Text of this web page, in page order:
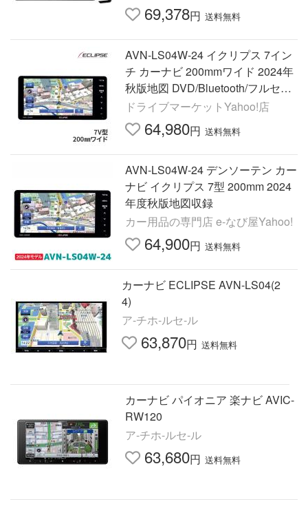
69,378円 送料無料
AVN-LS04W-24 イクリプス 7イン
チ カーナビ 200mmワイド 2024年
秋版地図 DVD/Bluetooth/フルセグ
地デジ AVN-LS04W(24) デンソー
テン
ドライブマーケットYahoo!店
64,980円 送料無料
AVN-LS04W-24 デンソーテン カー
ナビ イクリプス 7型 200mm 2024
年度秋版地図収録
カー用品の専門店 e-なび屋Yahoo!
64,900円 送料無料
カーナビ ECLIPSE AVN-LS04(2
4)
ア-チホ-ルセ-ル
63,870円 送料無料
カーナビ パイオニア 楽ナビ AVIC-
RW120
ア-チホ-ルセ-ル
63,680円 送料無料